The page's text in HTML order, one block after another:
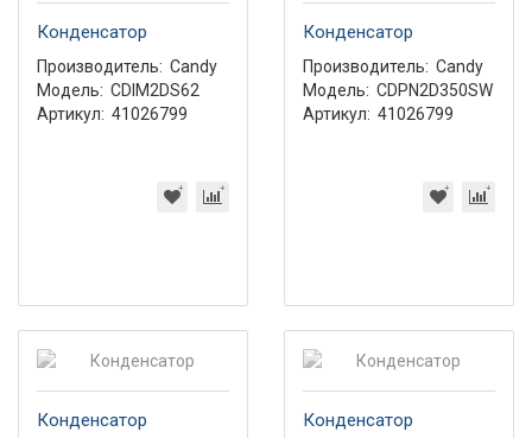
Конденсатор
Производитель: Candy
Модель: CDIM2DS62
Артикул: 41026799
Конденсатор
Производитель: Candy
Модель: CDPN2D350SW
Артикул: 41026799
Конденсатор Конденсатор